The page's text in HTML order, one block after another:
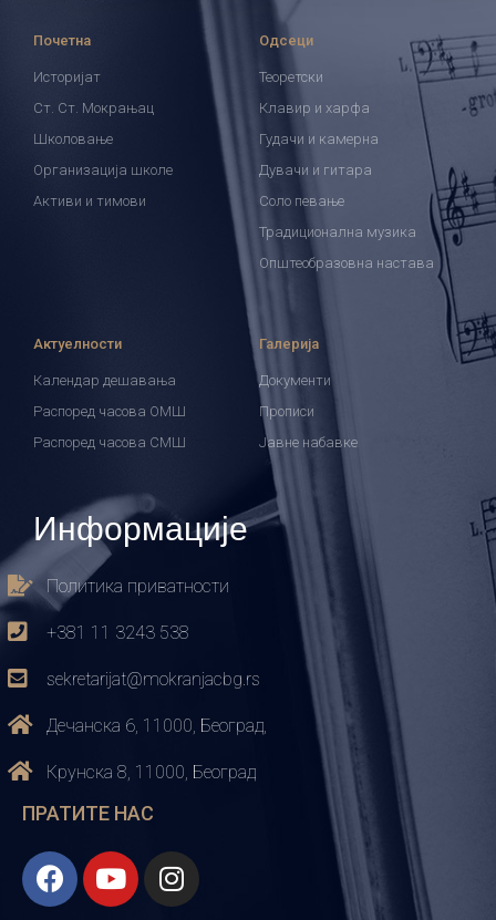
Почетна
Историјат
Ст. Ст. Мокрањац
Школовање
Организација школе
Активи и тимови
Одсеци
Теоретски
Клавир и харфа
Гудачи и камерна
Дувачи и гитара
Соло певање
Традиционална музика
Општеобразовна настава
Актуелности
Календар дешавања
Распоред часова ОМШ
Распоред часова СМШ
Галерија
Документи
Прописи
Јавне набавке
Информације
Политика приватности
+381 11 3243 538
sekretarijat@mokranjacbg.rs
Дечанска 6, 11000, Београд,
Крунска 8, 11000, Београд
ПРАТИТЕ НАС